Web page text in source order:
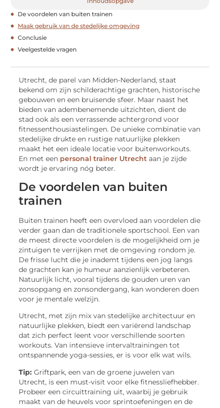
De voordelen van buiten trainen
Maak gebruik van de stedelijke omgeving
Conclusie
Veelgestelde vragen
Utrecht, de parel van Midden-Nederland, staat
bekend om zijn schilderachtige grachten, historische
gebouwen en een bruisende sfeer. Maar naast het
bieden van adembenemende uitzichten, dient de
stad ook als een verrassende achtergrond voor
fitnessenthousiastelingen. De unieke combinatie van
stedelijke drukte en rustige natuurlijke plekken
maakt het een ideale locatie voor buitenworkouts.
En met een personal trainer Utrecht aan je zijde
wordt je ervaring nóg beter.
De voordelen van buiten
trainen
Buiten trainen heeft een overvloed aan voordelen die
verder gaan dan de traditionele sportschool. Een van
de meest directe voordelen is de mogelijkheid om je
zintuigen te verrijken met de omgeving rondom je.
De frisse lucht die je inademt tijdens een jog langs
de grachten kan je humeur aanzienlijk verbeteren.
Natuurlijk licht, vooral tijdens de gouden uren van
zonsopgang en zonsondergang, kan wonderen doen
voor je mentale welzijn.
Utrecht, met zijn mix van stedelijke architectuur en
natuurlijke plekken, biedt een variërend landschap
dat zich perfect leent voor verschillende soorten
workouts. Van intensieve intervaltrainingen tot
ontspannende yoga-sessies, er is voor elk wat wils.
Tip: Griftpark, een van de groene juwelen van
Utrecht, is een must-visit voor elke fitnessliefhebber.
Probeer een circuittraining uit, waarbij je gebruik
maakt van de heuvels voor sprintoefeningen en de